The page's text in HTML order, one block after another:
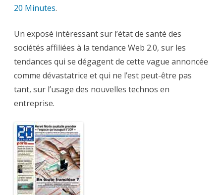
20 Minutes.
Un exposé intéressant sur l’état de santé des
sociétés affiliées à la tendance Web 2.0, sur les
tendances qui se dégagent de cette vague annoncée
comme dévastatrice et qui ne l’est peut-être pas
tant, sur l’usage des nouvelles technos en
entreprise.